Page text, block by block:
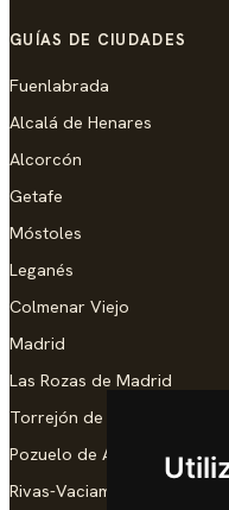
GUÍAS DE CIUDADES
Fuenlabrada
Alcalá de Henares
Alcorcón
Getafe
Móstoles
Leganés
Colmenar Viejo
Madrid
Las Rozas de Madrid
Torrejón de Ardoz
Pozuelo de Alarcón
Rivas-Vaciamadrid